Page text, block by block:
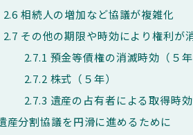
2.6 相続人の増加など協議が複雑化
2.7 その他の期限や時効により権利が
2.7.1 預金等債権の消滅時効（５
2.7.2 株式（５年）
2.7.3 遺産の占有者による取得時
産分割協議を円滑に進めるために